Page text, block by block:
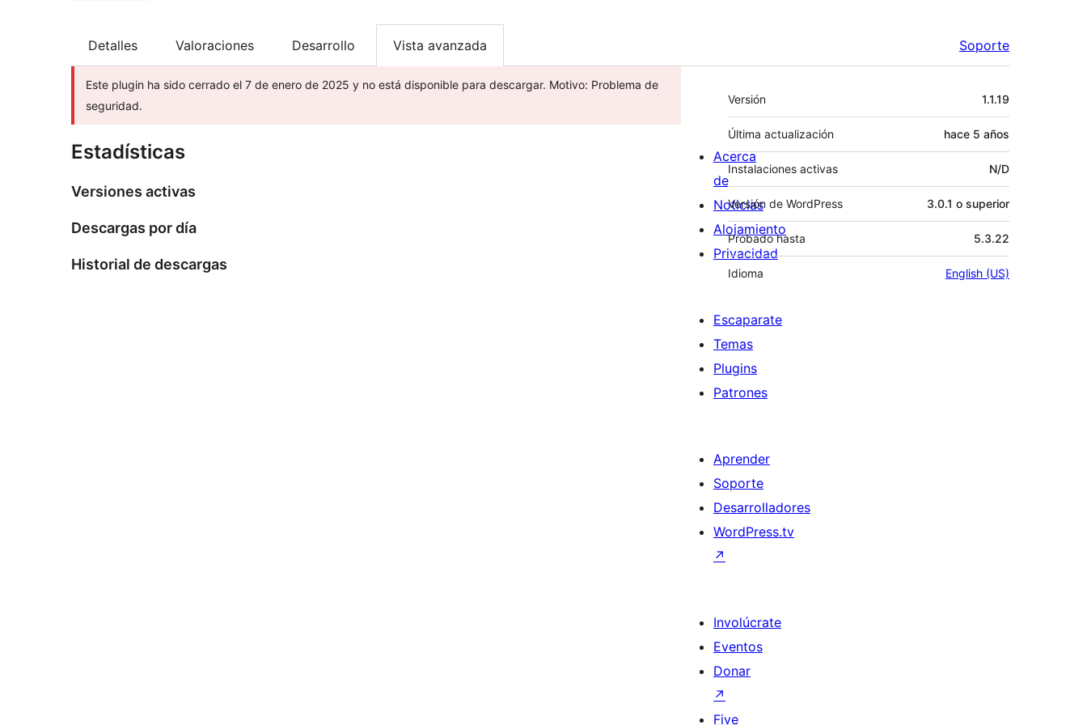
Detalles Valoraciones Desarrollo Vista avanzada Soporte
Este plugin ha sido cerrado el 7 de enero de 2025 y no está disponible para descargar. Motivo: Problema de
seguridad.
Estadísticas
Versiones activas
Descargas por día
Historial de descargas
Meta
Versión 1.1.19
Última actualización hace 5 años
Instalaciones activas N/D
Versión de WordPress 3.0.1 o superior
Probado hasta 5.3.22
Idioma English (US)
Acerca
de
Noticias
Alojamiento
Privacidad
Escaparate
Temas
Plugins
Patrones
Aprender
Soporte
Desarrolladores
WordPress.tv
↗
Involúcrate
Eventos
Donar
↗
Five